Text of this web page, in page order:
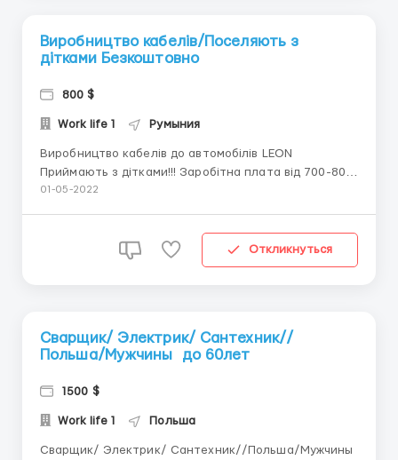
Виробництво кабелів/Поселяють з
дітками Безкоштовно
800 $
Work life 1 Румыния
Виробництво кабелів до автомобілів LEON
Приймають з дітками!!! Заробітна плата від 700-800
€; Робота по 8 год/день, 5-6 днів на тиждень;
від 500 євро без надбавок і премі...
01-05-2022
Откликнуться
Сварщик/ Электрик/ Сантехник//
Польша/Мужчины до 60лет
1500 $
Work life 1 Польша
Сварщик/ Электрик/ Сантехник//Польша/Мужчины